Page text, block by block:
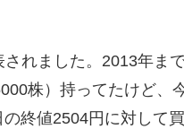
れました。2013年ま
株）持ってたけど、
終値2504円に対して